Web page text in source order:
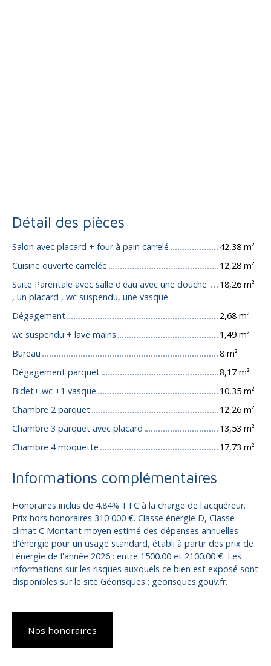
Détail des pièces
Salon avec placard + four à pain carrelé
42,38 m²
Cuisine ouverte carrelée
12,28 m²
Suite Parentale avec salle d'eau avec une douche
, un placard , wc suspendu, une vasque
18,26 m²
Dégagement
2,68 m²
wc suspendu + lave mains
1,49 m²
Bureau
8 m²
Dégagement parquet
8,17 m²
Bidet+ wc +1 vasque
10,35 m²
Chambre 2 parquet
12,26 m²
Chambre 3 parquet avec placard
13,53 m²
Chambre 4 moquette
17,73 m²
Informations complémentaires
Honoraires inclus de 4.84% TTC à la charge de l'acquéreur.
Prix hors honoraires 310 000 €. Classe énergie D, Classe
climat C Montant moyen estimé des dépenses annuelles
d'énergie pour un usage standard, établi à partir des prix de
l'énergie de l'année 2026 : entre 1500.00 et 2100.00 €. Les
informations sur les risques auxquels ce bien est exposé sont
disponibles sur le site Géorisques : georisques.gouv.fr.
Nos honoraires